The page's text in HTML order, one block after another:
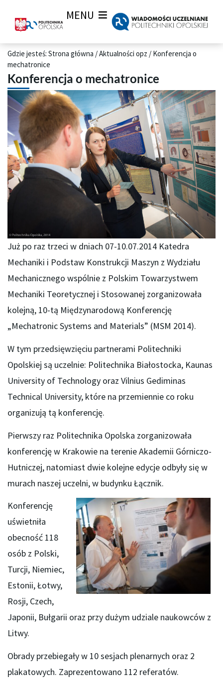
MENU
Gdzie jesteś: Strona główna /Aktualności opz / Konferencja o
mechatronice
Konferencja o mechatronice
Już po raz trzeci w dniach 07-10.07.2014 Katedra
Mechaniki i Podstaw Konstrukcji Maszyn z Wydziału
Mechanicznego wspólnie z Polskim Towarzystwem
Mechaniki Teoretycznej i Stosowanej zorganizowała
kolejną, 10-tą Międzynarodową Konferencję
„Mechatronic Systems and Materials” (MSM 2014).
W tym przedsięwzięciu partnerami Politechniki
Opolskiej są uczelnie: Politechnika Białostocka, Kaunas
University of Technology oraz Vilnius Gediminas
Technical University, które na przemiennie co roku
organizują tą konferencję.
Pierwszy raz Politechnika Opolska zorganizowała
konferencję w Krakowie na terenie Akademii Górniczo-
Hutniczej, natomiast dwie kolejne edycje odbyły się w
murach naszej uczelni, w budynku Łącznik.
Konferencję
uświetniła
obecność 118
osób z Polski,
Turcji, Niemiec,
Estonii, Łotwy,
Rosji, Czech,
Japonii, Bułgarii oraz przy dużym udziale naukowców z
Litwy.
Obrady przebiegały w 10 sesjach plenarnych oraz 2
plakatowych. Zaprezentowano 112 referatów.